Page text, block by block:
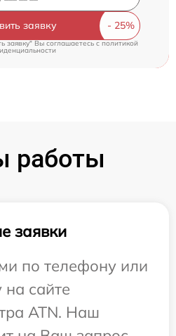
заявку
заявку" Вы соглашаетесь cполитикой
работы
заявки
по телефону или
на сайте
ATN. Наш